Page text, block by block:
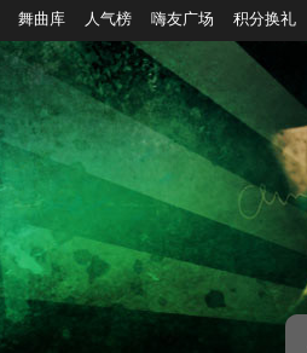
舞曲库 人气榜 嗨友广场 积分换礼